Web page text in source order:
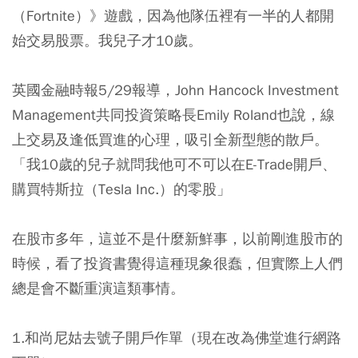
（Fortnite）》遊戲，因為他隊伍裡有一半的人都開
始交易股票。我兒子才10歲。
英國金融時報5/29報導，John Hancock Investment
Management共同投資策略長Emily Roland也說，線
上交易及逢低買進的心理，吸引全新型態的散戶。
「我10歲的兒子就問我他可不可以在E-Trade開戶、
購買特斯拉（Tesla Inc.）的零股」
在股市多年，這並不是什麼新鮮事，以前剛進股市的
時候，看了投資書覺得這種現象很蠢，但實際上人們
總是會不斷重演這類事情。
1.和尚尼姑去號子開戶作單（現在改為佛堂進行網路